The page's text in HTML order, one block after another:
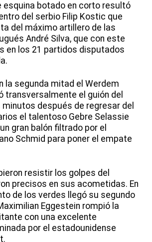
esquina botado en corto resultó
del serbio Filip Kostic que
del máximo artillero de las
André Silva, que con este
en los 21 partidos disputados
la segunda mitad el Werdem
transversalmente el guión del
minutos después de regresar del
el talentoso Gebre Selassie
gran balón filtrado por el
Schmid para poner el empate
resistir los golpes del
precisos en sus acometidas. En
de los verdes llegó su segundo
Eggestein rompió la
con una excelente
por el estadounidense